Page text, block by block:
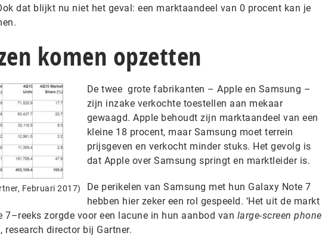
dat blijkt nu niet het geval: een marktaandeel van 0 procent kan je
komen opzetten
Februari 2017)
De twee grote fabrikanten – Apple en Samsung –
zijn inzake verkochte toestellen aan mekaar
gewaagd. Apple behoudt zijn marktaandeel van een
kleine 18 procent, maar Samsung moet terrein
prijsgeven en verkocht minder stuks. Het gevolg is
dat Apple over Samsung springt en marktleider is.
De perikelen van Samsung met hun Galaxy Note 7
hebben hier zeker een rol gespeeld. ‘Het uit de markt
7–reeks zorgde voor een lacune in hun aanbod van large-screen phone
research director bij Gartner.